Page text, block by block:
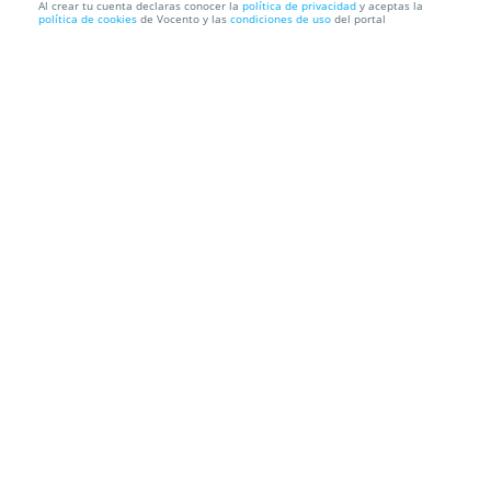
Reflexología podal con drenaje
Al crear tu cuenta declaras conocer la política de privacidad y aceptas la
política de cookies de Vocento y las condiciones de uso del portal